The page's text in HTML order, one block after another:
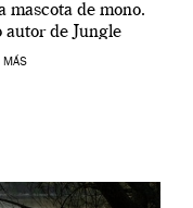
mascota de mono.
autor de Jungle
[…]
MÁS